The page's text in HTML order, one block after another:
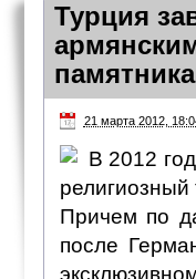
Турция
21 марта 2012,
В 2012
религиозный
Причем по
после